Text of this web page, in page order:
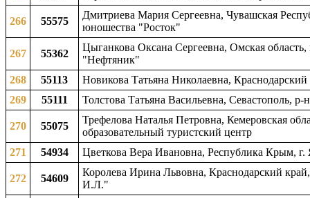
266 55575
Дмитриева Мария Сергеевна, Чувашская
юношества "Росток"
267 55362
Цыганкова Оксана Сергеевна, Омская
"Нефтяник"
268
55113
Новикова Татьяна Николаевна,
269
55111 Толстова Татьяна Васильевна, Севастополь,
270 55075
Трефелова Наталья Петровна, Кемеровская
образовательный туристский центр
271
54934 Цветкова Вера Ивановна, Республика Крым, г.
272 54609
Королева Ирина Львовна, Краснодарский
И.Л."